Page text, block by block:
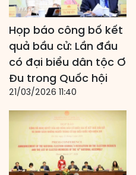
Họp báo công bố kết
quả bầu cử: Lần đầu
có đại biểu dân tộc Ơ
Đu trong Quốc hội
21/03/2026 11:40